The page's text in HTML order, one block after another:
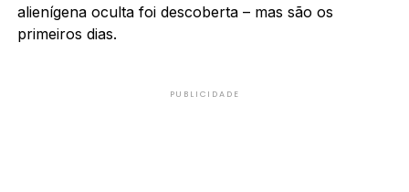
alienígena oculta foi descoberta – mas são os
primeiros dias.
PUBLICIDADE